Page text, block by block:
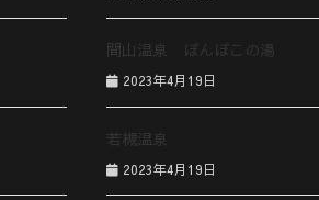
間山温泉 ぽんぽこの湯
2023年4月19日
若槻温泉
2023年4月19日